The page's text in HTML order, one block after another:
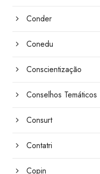
Conder
Conedu
Conscientização
Conselhos Temáticos
Consurt
Contatri
Copin